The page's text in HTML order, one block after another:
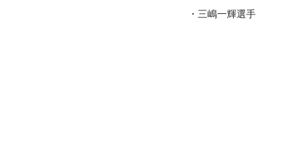
三嶋一輝選手